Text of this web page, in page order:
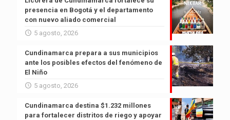
presencia en Bogotá y el departamento
con nuevo aliado comercial
5 agosto, 2026
Cundinamarca prepara a sus municipios
ante los posibles efectos del fenómeno de
El Niño
5 agosto, 2026
Cundinamarca destina $1.232 millones
para fortalecer distritos de riego y apoyar